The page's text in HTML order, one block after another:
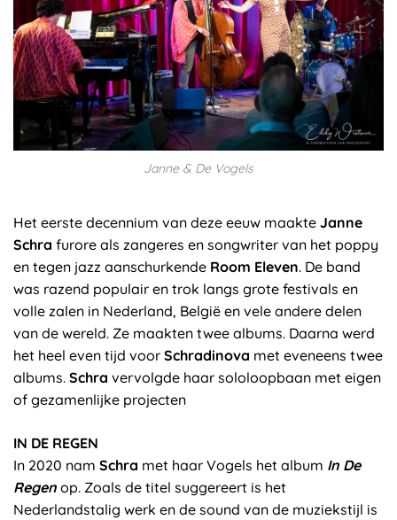
Janne & De Vogels
Het eerste decennium van deze eeuw maakte Janne
Schra furore als zangeres en songwriter van het poppy
en tegen jazz aanschurkende Room Eleven. De band
was razend populair en trok langs grote festivals en
volle zalen in Nederland, België en vele andere delen
van de wereld. Ze maakten twee albums. Daarna werd
het heel even tijd voor Schradinova met eveneens twee
albums. Schra vervolgde haar sololoopbaan met eigen
of gezamenlijke projecten
IN DE REGEN
In 2020 nam Schra met haar Vogels het album In De
Regen op. Zoals de titel suggereert is het
Nederlandstalig werk en de sound van de muziekstijl is